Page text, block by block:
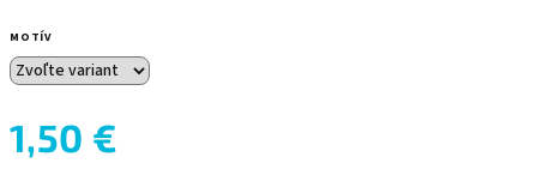
MOTÍV
1,50 €